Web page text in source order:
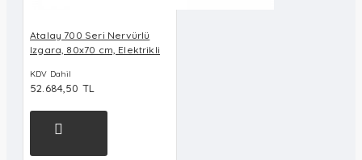
Atalay 700 Seri Nervürlü
Izgara, 80x70 cm, Elektrikli
KDV Dahil
52.684,50 TL